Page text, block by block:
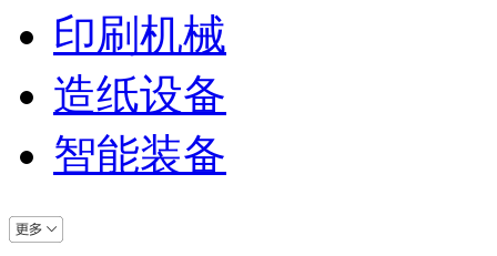
印刷机械
造纸设备
智能装备